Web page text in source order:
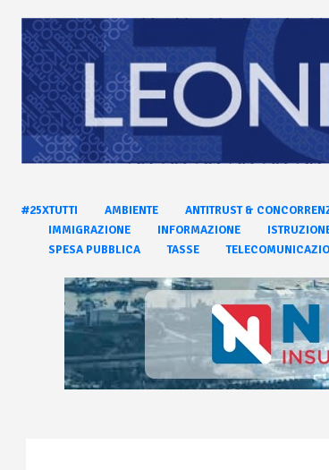
#25XTUTTI AMBIENTE ANTITRUST &
IMMIGRAZIONE
INFORMAZIONE
SPESA PUBBLICA
TASSE